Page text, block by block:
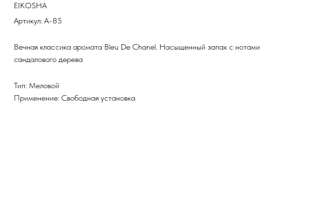
EIKOSHA
Артикул: A-85
Вечная классика аромата Bleu De Chanel. Насыщенный запах с нотами
сандалового дерева
Тип: Меловой
Применение: Свободная установка